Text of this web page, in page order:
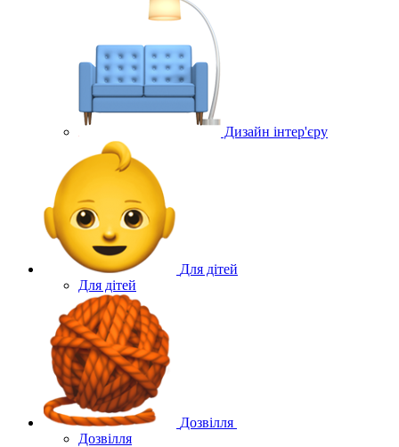
Дизайн інтер'єру
Для дітей
Для дітей
Дозвілля
Дозвілля